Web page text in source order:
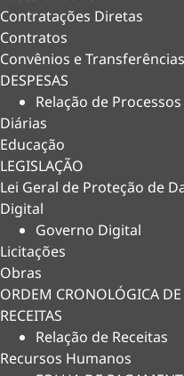
Contratações Diretas
Contratos
Convênios e Transferências
DESPESAS
Relação de
Diárias
Educação
LEGISLAÇÃO
Lei Geral de Proteção de
Digital
Governo Digital
Licitações
Obras
ORDEM CRONOLÓGICA
RECEITAS
Relação de Receitas
Recursos Humanos